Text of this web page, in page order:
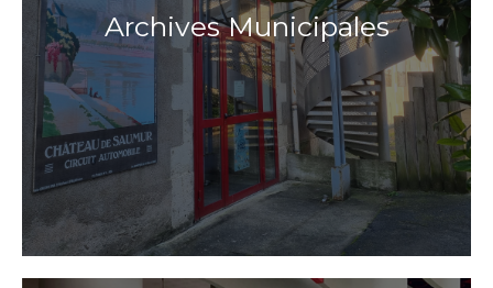
Archives Municipales